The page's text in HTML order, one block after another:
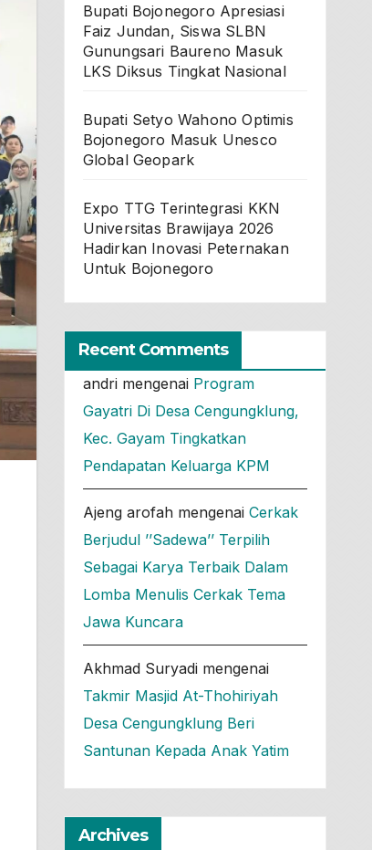
Bupati Bojonegoro Apresiasi
Faiz Jundan, Siswa SLBN
Gunungsari Baureno Masuk
LKS Diksus Tingkat Nasional
Bupati Setyo Wahono Optimis
Bojonegoro Masuk Unesco
Global Geopark
Expo TTG Terintegrasi KKN
Universitas Brawijaya 2026
Hadirkan Inovasi Peternakan
Untuk Bojonegoro
Recent Comments
andrimengenai Program
Gayatri Di Desa Cengungklung,
Kec. Gayam Tingkatkan
Pendapatan Keluarga KPM
Ajeng arofahmengenai Cerkak
Berjudul ’’Sadewa’’ Terpilih
Sebagai Karya Terbaik Dalam
Lomba Menulis Cerkak Tema
Jawa Kuncara
Akhmad Suryadimengenai
Takmir Masjid At-Thohiriyah
Desa Cengungklung Beri
Santunan Kepada Anak Yatim
Archives